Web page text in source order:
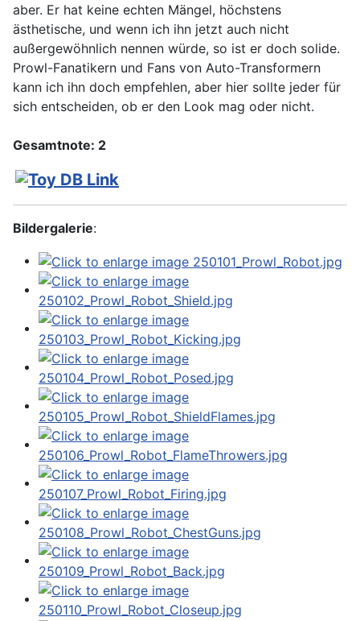
aber. Er hat keine echten Mängel, höchstens
ästhetische, und wenn ich ihn jetzt auch nicht
außergewöhnlich nennen würde, so ist er doch solide.
Prowl-Fanatikern und Fans von Auto-Transformern
kann ich ihn doch empfehlen, aber hier sollte jeder für
sich entscheiden, ob er den Look mag oder nicht.
Gesamtnote: 2
Bildergalerie: